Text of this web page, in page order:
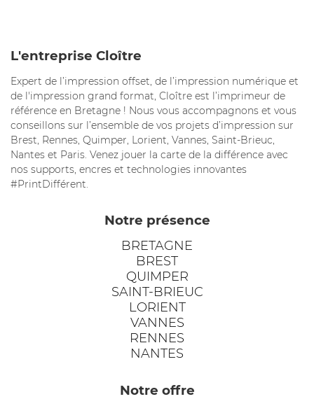
L'entreprise Cloître
Expert de l’impression offset, de l’impression numérique et
de l'impression grand format, Cloître est l’imprimeur de
référence en Bretagne ! Nous vous accompagnons et vous
conseillons sur l’ensemble de vos projets d’impression sur
Brest, Rennes, Quimper, Lorient, Vannes, Saint-Brieuc,
Nantes et Paris. Venez jouer la carte de la différence avec
nos supports, encres et technologies innovantes
#PrintDifférent.
Notre présence
BRETAGNE
BREST
QUIMPER
SAINT-BRIEUC
LORIENT
VANNES
RENNES
NANTES
Notre offre